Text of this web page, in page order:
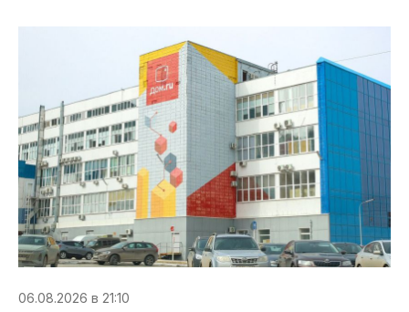
06.08.2026 в 21:10